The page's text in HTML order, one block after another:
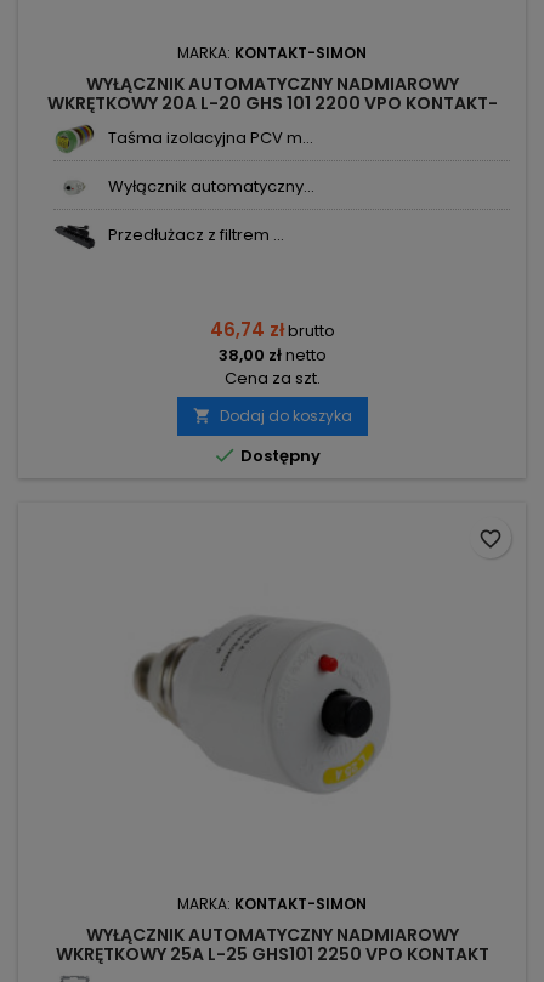
MARKA: KONTAKT-SIMON
WYŁĄCZNIK AUTOMATYCZNY NADMIAROWY
WKRĘTKOWY 20A L-20 GHS 101 2200 VPO KONTAKT-
Taśma izolacyjna PCV m...
Wyłącznik automatyczny...
Przedłużacz z filtrem ...
46,74 złbrutto
38,00 złnetto
Cena za szt.
 Dodaj do koszyka
 Dostępny
MARKA: KONTAKT-SIMON
WYŁĄCZNIK AUTOMATYCZNY NADMIAROWY
WKRĘTKOWY 25A L-25 GHS101 2250 VPO KONTAKT
favorite_border